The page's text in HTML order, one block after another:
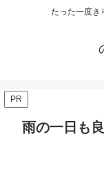
たった一度き
PR
雨の一日も